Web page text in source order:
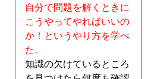
自分で問題を解くときに
こうやってやればいいの
か！というやり方を学べ
た。
知識の欠けているところ